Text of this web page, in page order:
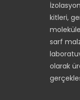
kitleri,
sarf
olarak